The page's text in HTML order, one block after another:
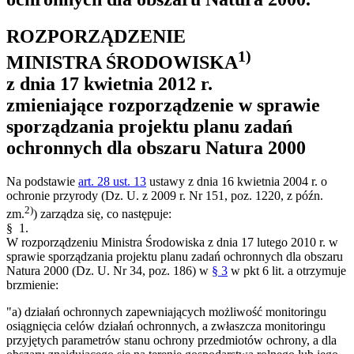
ROZPORZĄDZENIE
MINISTRA ŚRODOWISKA1)
z dnia 17 kwietnia 2012 r.
zmieniające rozporządzenie w sprawie
sporządzania projektu planu zadań
ochronnych dla obszaru Natura 2000
Na podstawie art. 28 ust. 13 ustawy z dnia 16 kwietnia 2004 r. o
ochronie przyrody (Dz. U. z 2009 r. Nr 151, poz. 1220, z późn.
zm.2)) zarządza się, co następuje:
§ 1.
W rozporządzeniu Ministra Środowiska z dnia 17 lutego 2010 r. w
sprawie sporządzania projektu planu zadań ochronnych dla obszaru
Natura 2000 (Dz. U. Nr 34, poz. 186) w § 3 w pkt 6 lit. a otrzymuje
brzmienie:
"a) działań ochronnych zapewniających możliwość monitoringu
osiągnięcia celów działań ochronnych, a zwłaszcza monitoringu
przyjętych parametrów stanu ochrony przedmiotów ochrony, a dla